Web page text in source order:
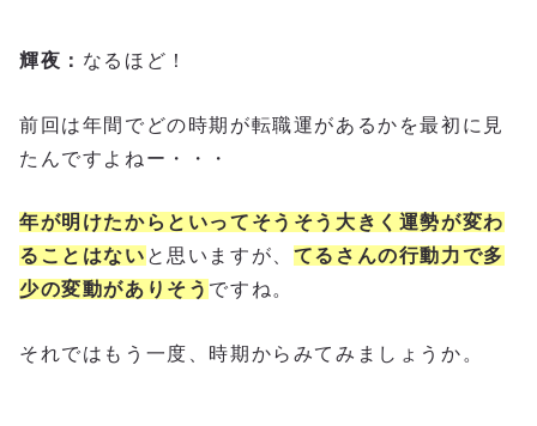
輝夜： なるほど！
前回は年間でどの時期が転職運があるかを最初に見
たんですよねー・・・
年が明けたからといってそうそう大きく運勢が変わ
ることはない と思いますが、 てるさんの行動力で多
少の変動がありそう ですね。
それではもう一度、時期からみてみましょうか。